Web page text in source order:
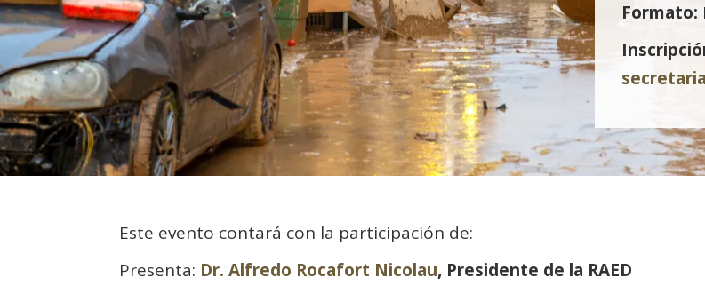
Formato:
Este evento contará con la participación de:
Presenta: Dr. Alfredo Rocafort Nicolau, Presidente de la RAED